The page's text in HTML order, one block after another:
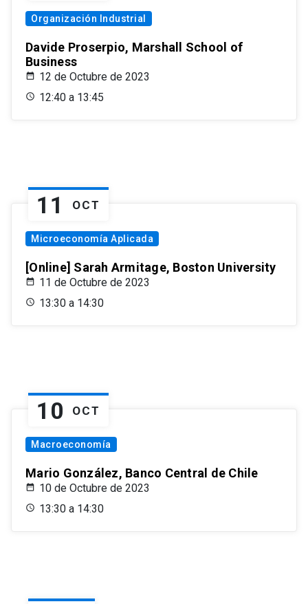
Organización Industrial
Davide Proserpio, Marshall School of
Business
12 de Octubre de 2023
12:40 a 13:45
11 OCT
Microeconomía Aplicada
[Online] Sarah Armitage, Boston University
11 de Octubre de 2023
13:30 a 14:30
10 OCT
Macroeconomía
Mario González, Banco Central de Chile
10 de Octubre de 2023
13:30 a 14:30